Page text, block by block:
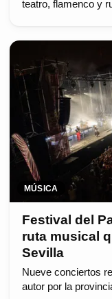
teatro, flamenco y
MÚSICA
Festival del
ruta musical
Sevilla
Nueve conciertos
autor por la